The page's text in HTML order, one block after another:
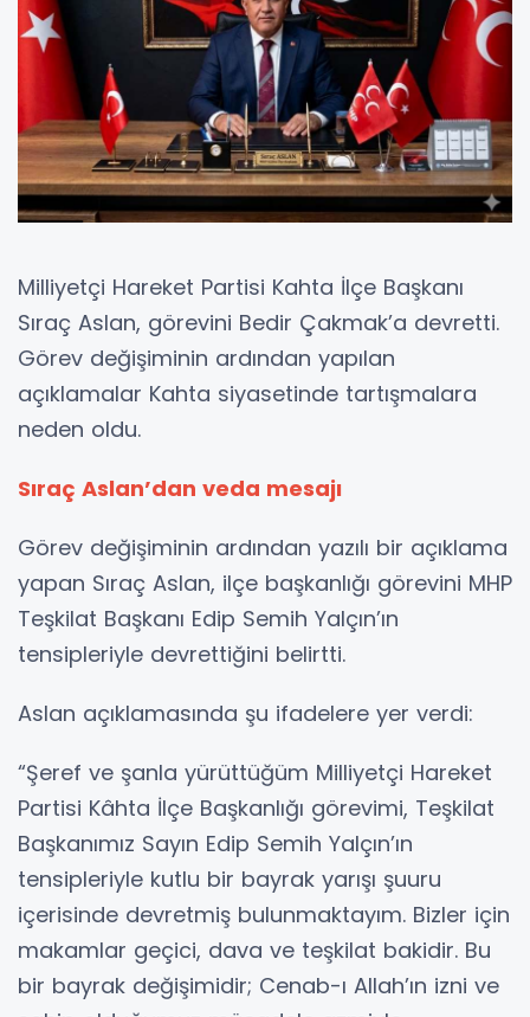
Milliyetçi Hareket Partisi Kahta İlçe Başkanı
Sıraç Aslan, görevini Bedir Çakmak’a devretti.
Görev değişiminin ardından yapılan
açıklamalar Kahta siyasetinde tartışmalara
neden oldu.
Sıraç Aslan’dan veda mesajı
Görev değişiminin ardından yazılı bir açıklama
yapan Sıraç Aslan, ilçe başkanlığı görevini MHP
Teşkilat Başkanı Edip Semih Yalçın’ın
tensipleriyle devrettiğini belirtti.
Aslan açıklamasında şu ifadelere yer verdi:
“Şeref ve şanla yürüttüğüm Milliyetçi Hareket
Partisi Kâhta İlçe Başkanlığı görevimi, Teşkilat
Başkanımız Sayın Edip Semih Yalçın’ın
tensipleriyle kutlu bir bayrak yarışı şuuru
içerisinde devretmiş bulunmaktayım. Bizler için
makamlar geçici, dava ve teşkilat bakidir. Bu
bir bayrak değişimidir; Cenab-ı Allah’ın izni ve